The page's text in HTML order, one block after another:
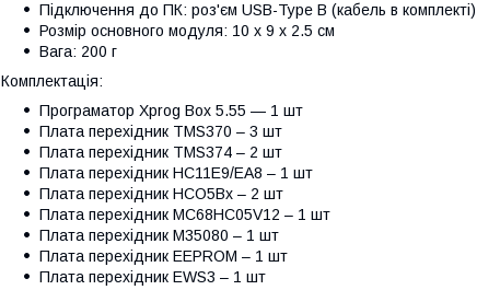
Підключення до ПК: роз'єм USB-Type B (кабель в комплекті)
Розмір основного модуля: 10 х 9 х 2.5 см
Вага: 200 г
Комплектація:
Програматор Xprog Box 5.55 — 1 шт
Плата перехідник TMS370 – 3 шт
Плата перехідник TMS374 – 2 шт
Плата перехідник HC11E9/EA8 – 1 шт
Плата перехідник HCO5Bx – 2 шт
Плата перехідник MC68HC05V12 – 1 шт
Плата перехідник M35080 – 1 шт
Плата перехідник EEPROM – 1 шт
Плата перехідник EWS3 – 1 шт